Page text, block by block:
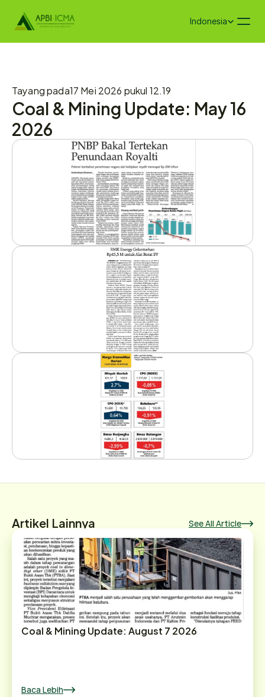
Select Language
Indonesia
Tayang pada17 Mei 2026 pukul 12.19
Coal & Mining Update: May 16
2026
Artikel Lainnya See All Article
Coal & Mining Update: August 7 2026
Baca Lebih